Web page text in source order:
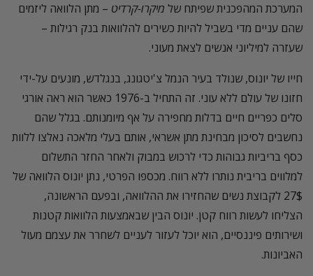
המערכת המהפכנית שפיתח של מיקרו-קרדיט – מתן הלוואה ליזמים
שהם עניים מדי בשביל להיות כשירים להלוואות בנק רגילות –
שעזרה למיליוני אנשים לצאת מעוני.
חייו של יונוס, שנולד בעיר הנמל צ'יטגונג, בנגלדש, מונעים על-ידי
חזונו של עולם ללא עוני. זה התחיל ב-1976 כאשר הוא ראה אורגי
סלים כפריים חיים בדלות מחפירה על אף מיומנותם. בגלל שהם
נחשבים לסיכון מבחינת מתן אשראי, אותם בעלי מלאכה נאלצו ללוות
כסף בריביות גבוהות כדי לרכוש במבוק ולאחר החזר התשלום
למלווים בריבית נותרו ללא רווח. מכספו הפרטי, נתן יונוס הלוואה של
27$ לקבוצת נשים שהחזירו את ההלוואה, ובפעם הראשונה,
הצליחו לעשות רווח קטן. יונוס הבין שבאמצעות הלוואות קטנות
ושירותים פיננסיים, הוא יוכל לעזור לעניים לשחרר את עצמם מעול
האביונות.